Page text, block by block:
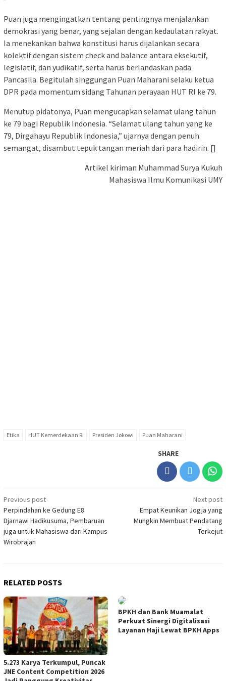
Puan juga mengingatkan tentang pentingnya menjalankan
demokrasi yang benar, yang sejalan dengan kedaulatan rakyat.
Ia menekankan bahwa konstitusi harus dijalankan secara
kolektif dengan sistem check and balance antara eksekutif,
legislatif, dan yudikatif, serta harus berlandaskan pada
Pancasila. Begitulah singgungan Puan Maharani selaku ketua
DPR pada momentum sidang Tahunan perayaan HUT RI ke 79.
Menutup pidatonya, Puan mengucapkan selamat ulang tahun
ke 79 bagi Republik Indonesia. “Selamat ulang tahun yang ke
79, Dirgahayu Republik Indonesia,” ujarnya dengan penuh
semangat, disambut tepuk tangan meriah dari para hadirin. []
Artikel kiriman Muhammad Surya Kukuh
Mahasiswa Ilmu Komunikasi UMY
Etika HUT Kemerdekaan RI Presiden Jokowi Puan Maharani
SHARE
Post
navigation
Previous post
Perpindahan ke Gedung E8
Djarnawi Hadikusuma, Pembaruan
juga untuk Mahasiswa dari Kampus
Wirobrajan
Next post
Empat Keunikan Jogja yang
Mungkin Membuat Pendatang
Terkejut
RELATED POSTS
5.273 Karya Terkumpul, Puncak
JNE Content Competition 2026
BPKH dan Bank Muamalat
Perkuat Sinergi Digitalisasi
Layanan Haji Lewat BPKH Apps